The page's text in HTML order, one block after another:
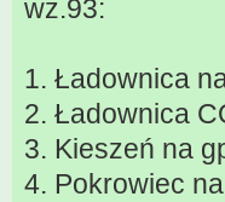
wz.93:
1. Ładownica
2. Ładownica
3. Kieszeń na
4. Pokrowiec